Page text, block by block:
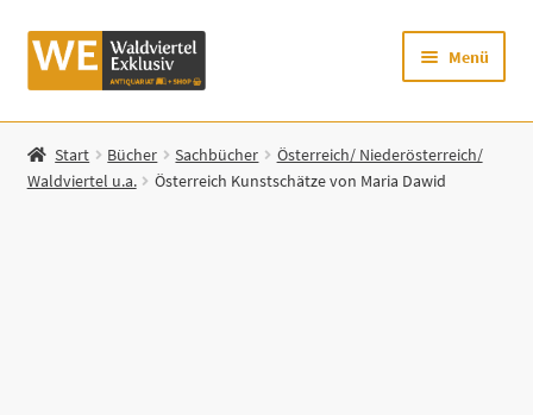
Zur
Navigation
Zum
Inhalt
Menü
Startseite
Shop
Start Bücher Sachbücher
Österreich/ Niederösterreich/
Waldviertel u.a.
Österreich Kunstschätze von Maria Dawid